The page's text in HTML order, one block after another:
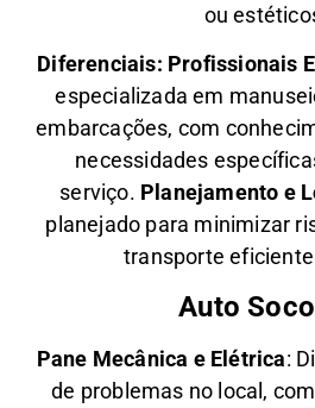
ou
Diferenciais: Profissionais
especializada em
embarcações, com
necessidades
serviço. Planejamento e
planejado para minimizar
transporte
Auto
Pane Mecânica e Elétrica:
de problemas no local,